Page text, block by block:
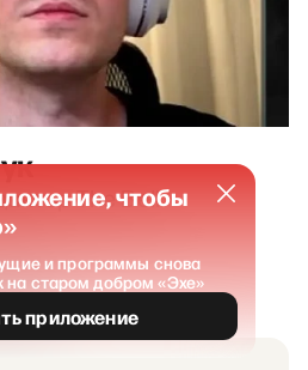
The Bell
чтобы
и программы снова
на старом добром «Эхе»
приложение